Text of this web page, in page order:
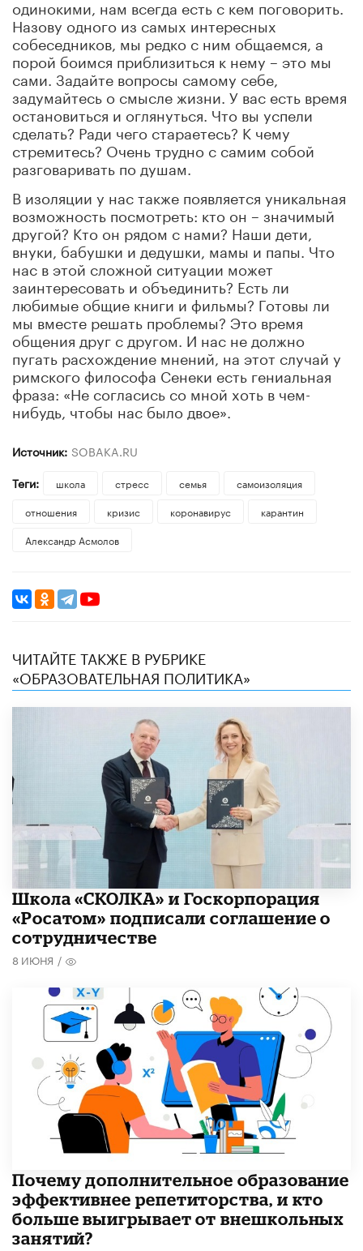
одинокими, нам всегда есть с кем поговорить.
Назову одного из самых интересных
собеседников, мы редко с ним общаемся, а
порой боимся приблизиться к нему – это мы
сами. Задайте вопросы самому себе,
задумайтесь о смысле жизни. У вас есть время
остановиться и оглянуться. Что вы успели
сделать? Ради чего стараетесь? К чему
стремитесь? Очень трудно с самим собой
разговаривать по душам.
В изоляции у нас также появляется уникальная
возможность посмотреть: кто он – значимый
другой? Кто он рядом с нами? Наши дети,
внуки, бабушки и дедушки, мамы и папы. Что
нас в этой сложной ситуации может
заинтересовать и объединить? Есть ли
любимые общие книги и фильмы? Готовы ли
мы вместе решать проблемы? Это время
общения друг с другом. И нас не должно
пугать расхождение мнений, на этот случай у
римского философа Сенеки есть гениальная
фраза: «Не согласись со мной хоть в чем-
нибудь, чтобы нас было двое».
Источник: SOBAKA.RU
Теги:
школа стресс семья
самоизоляция
отношения
кризис коронавирус
карантин
Александр Асмолов
ЧИТАЙТЕ ТАКЖЕ В РУБРИКЕ
«ОБРАЗОВАТЕЛЬНАЯ ПОЛИТИКА»
Школа «СКОЛКА» и Госкорпорация
«Росатом» подписали соглашение о
сотрудничестве
8 ИЮНЯ /
​Почему дополнительное образование
эффективнее репетиторства, и кто
больше выигрывает от внешкольных
занятий?